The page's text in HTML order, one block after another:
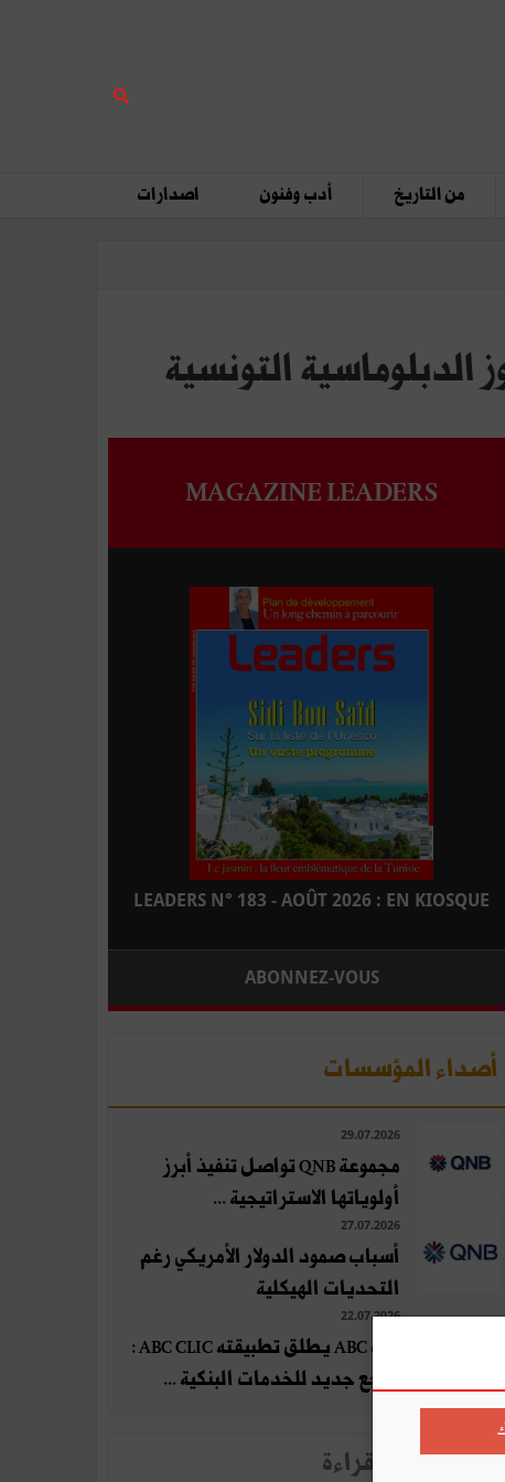
من التاريخ أدب وفنون اصدارات
التونسية
MAGAZINE LEADERS
LEADERS N° 183 - AOÛT 2026 : EN KIOSQUE
ABONNEZ-VOUS
أصداء المؤسسات
29.07.2026
مجموعة QNB تواصل تنفيذ أبرز
أولوياتها الاستراتيجية ...
27.07.2026
أسباب صمود الدولار الأمريكي رغم
التحديات الهيكلية
22.07.2026
بنك ABC يطلق تطبيقته ABC CLIC :
مرجع جديد للخدمات البنكية ...
الأخبار الأكثر قراءة